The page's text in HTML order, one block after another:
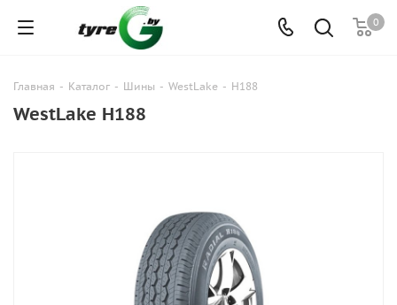
0
Главная - Каталог - Шины - WestLake - H188
WestLake H188